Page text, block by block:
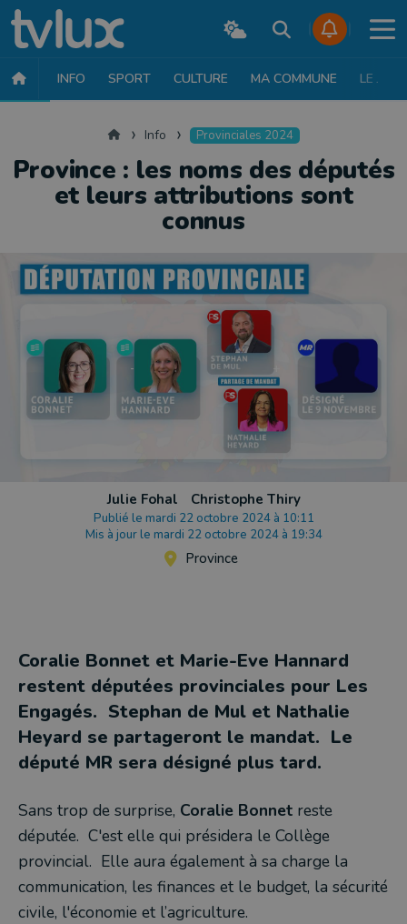
INFO SPORT CULTURE MA COMMUNE LE JT
AccueilInfo Provinciales 2024
Province : les noms des députés
et leurs attributions sont
connus
Julie Fohal Christophe Thiry
Publié le mardi 22 octobre 2024 à 10:11
Mis à jour le mardi 22 octobre 2024 à 19:34
Province
Coralie Bonnet et Marie-Eve Hannard
restent députées provinciales pour Les
Engagés. Stephan de Mul et Nathalie
Heyard se partageront le mandat. Le
député MR sera désigné plus tard.
Sans trop de surprise, Coralie Bonnet reste
députée. C'est elle qui présidera le Collège
provincial. Elle aura également à sa charge la
communication, les finances et le budget, la sécurité
civile, l'économie et l’agriculture.